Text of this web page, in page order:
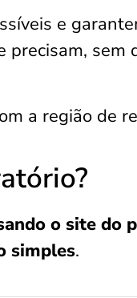
e
precisam, sem
a região de
o site do
simples.